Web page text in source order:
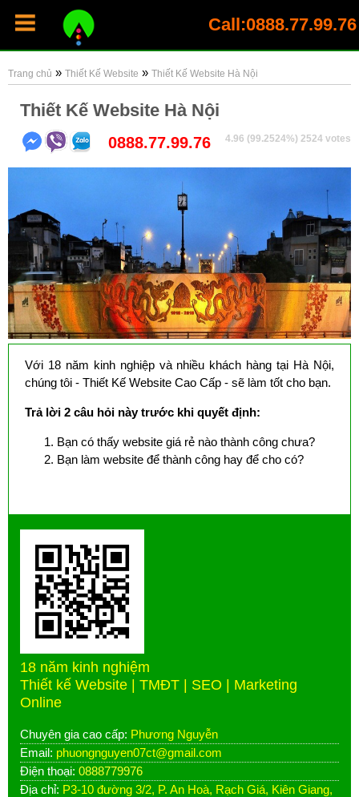
Call:0888.77.99.76
Trang chủ » Thiết Kế Website » Thiết Kế Website Hà Nội
Thiết Kế Website Hà Nội
0888.77.99.76 4.96 (99.2524%) 2524 votes
Với 18 năm kinh nghiệp và nhiều khách hàng tại Hà Nội,
chúng tôi - Thiết Kế Website Cao Cấp - sẽ làm tốt cho bạn.
Trả lời 2 câu hỏi này trước khi quyết định:
Bạn có thấy website giá rẻ nào thành công chưa?
Bạn làm website để thành công hay để cho có?
18 năm kinh nghiệm
Thiết kế Website | TMĐT | SEO | Marketing
Online
Chuyên gia cao cấp: Phương Nguyễn
Email: phuongnguyen07ct@gmail.com
Điện thoại: 0888779976
Địa chỉ: P3-10 đường 3/2, P. An Hoà, Rạch Giá, Kiên Giang,